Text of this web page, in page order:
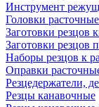
Инструмент
Головки
Заготовки
Заготовки
Наборы резцов к
Оправки
Резцедержатели,
Резцы канавочные